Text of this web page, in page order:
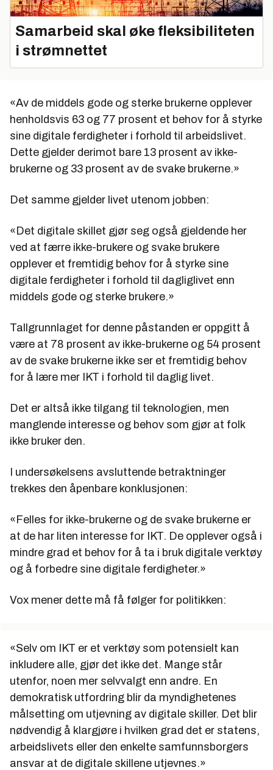
Samarbeid skal øke fleksibiliteten
i strømnettet
«Av de middels gode og sterke brukerne opplever
henholdsvis 63 og 77 prosent et behov for å styrke
sine digitale ferdigheter i forhold til arbeidslivet.
Dette gjelder derimot bare 13 prosent av ikke-
brukerne og 33 prosent av de svake brukerne.»
Det samme gjelder livet utenom jobben:
«Det digitale skillet gjør seg også gjeldende her
ved at færre ikke-brukere og svake brukere
opplever et fremtidig behov for å styrke sine
digitale ferdigheter i forhold til dagliglivet enn
middels gode og sterke brukere.»
Tallgrunnlaget for denne påstanden er oppgitt å
være at 78 prosent av ikke-brukerne og 54 prosent
av de svake brukerne ikke ser et fremtidig behov
for å lære mer IKT i forhold til daglig livet.
Det er altså ikke tilgang til teknologien, men
manglende interesse og behov som gjør at folk
ikke bruker den.
I undersøkelsens avsluttende betraktninger
trekkes den åpenbare konklusjonen:
«Felles for ikke-brukerne og de svake brukerne er
at de har liten interesse for IKT. De opplever også i
mindre grad et behov for å ta i bruk digitale verktøy
og å forbedre sine digitale ferdigheter.»
Vox mener dette må få følger for politikken:
«Selv om IKT er et verktøy som potensielt kan
inkludere alle, gjør det ikke det. Mange står
utenfor, noen mer selvvalgt enn andre. En
demokratisk utfordring blir da myndighetenes
målsetting om utjevning av digitale skiller. Det blir
nødvendig å klargjøre i hvilken grad det er statens,
arbeidslivets eller den enkelte samfunnsborgers
ansvar at de digitale skillene utjevnes.»